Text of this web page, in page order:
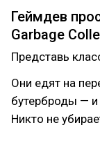
Геймдев
Garbage
Представь
Они едят на
бутерброды —
Никто не